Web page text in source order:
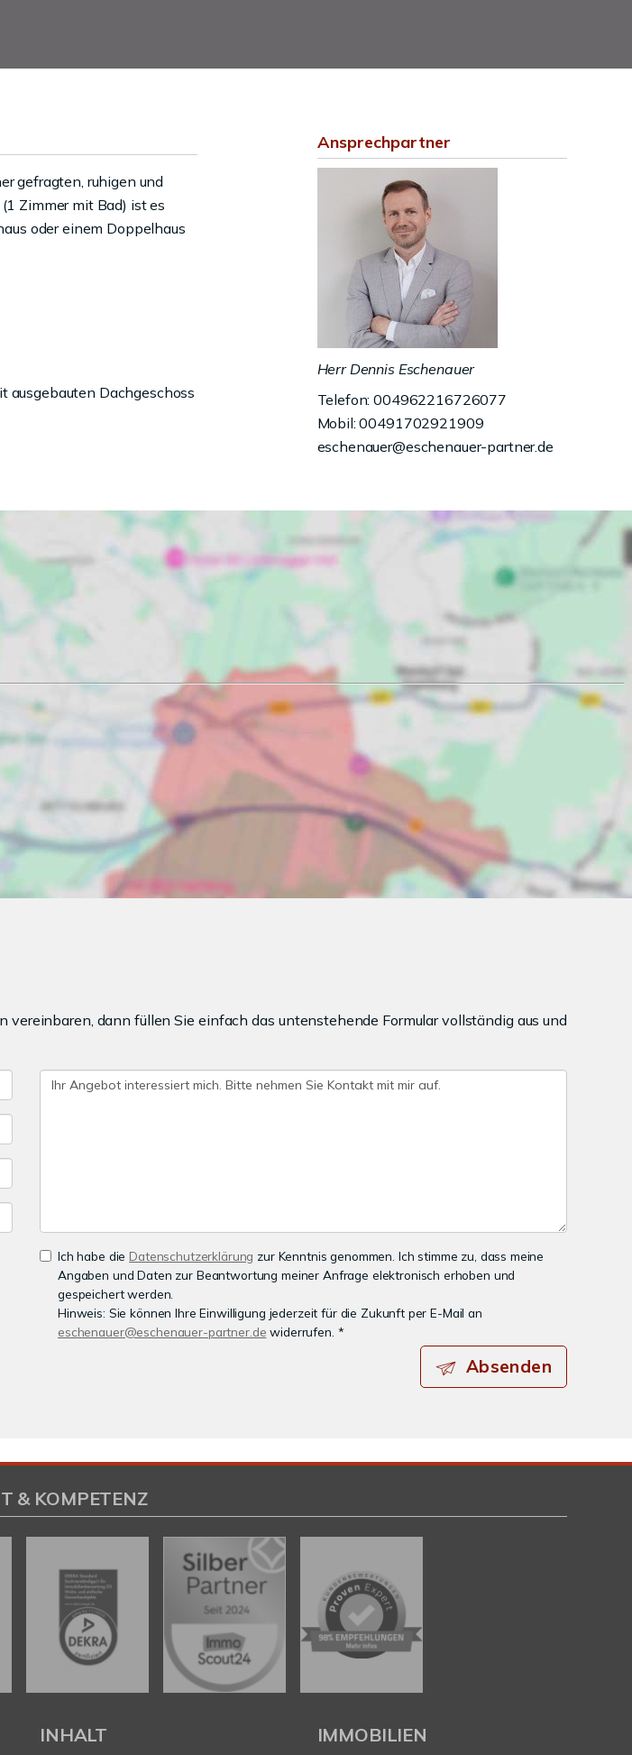
gefragten, ruhigen und
Zimmer mit Bad) ist es
oder einem Doppelhaus
ausgebauten Dachgeschoss
Ansprechpartner
Herr Dennis Eschenauer
Telefon: 004962216726077
Mobil: 00491702921909
eschenauer@eschenauer-partner.de
dann füllen Sie einfach das untenstehende Formular vollständig aus und
Ich habe die Datenschutzerklärung zur Kenntnis genommen. Ich stimme zu, dass meine
Angaben und Daten zur Beantwortung meiner Anfrage elektronisch erhoben und
gespeichert werden.
Hinweis: Sie können Ihre Einwilligung jederzeit für die Zukunft per E-Mail an
eschenauer@eschenauer-partner.de widerrufen. *
Absenden
& KOMPETENZ
INHALT IMMOBILIEN